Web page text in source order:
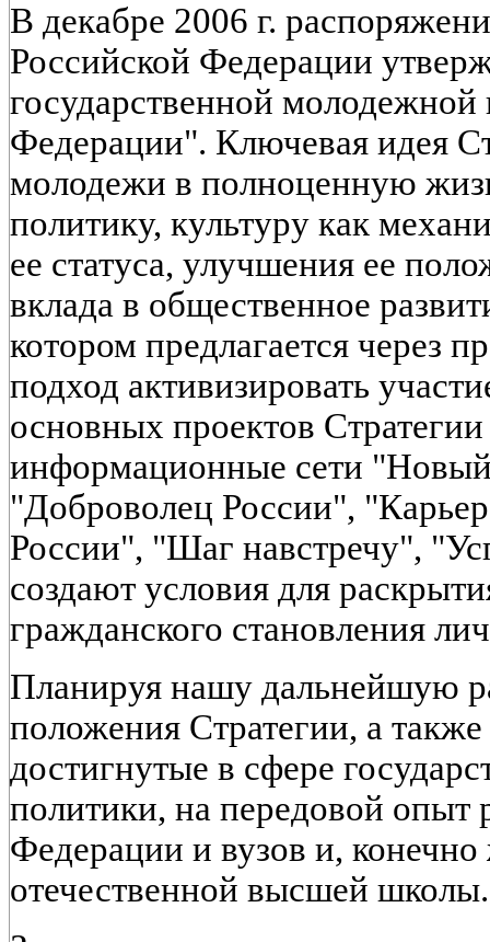
В декабре 2006 г.
Российской Федерации
государственной
Федерации". Ключевая идея
молодежи в полноценную
политику, культуру как
ее статуса, улучшения ее
вклада в общественное
котором предлагается через
подход активизировать
основных проектов
информационные сети
"Доброволец России",
России", "Шаг навстречу",
создают условия для
гражданского становления
Планируя нашу дальнейшую
положения Стратегии, а
достигнутые в сфере
политики, на передовой опыт
Федерации и вузов и,
отечественной высшей школы.